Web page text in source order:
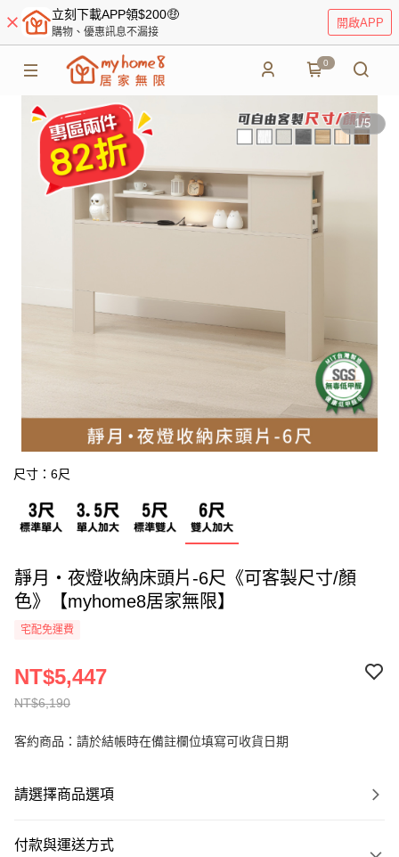
立刻下載APP領$200🤑
購物、優惠訊息不漏接
開啟APP
0
1/5
尺寸：6尺
靜月・夜燈收納床頭片-6尺《可客製尺寸/顏
色》【myhome8居家無限】
宅配免運費
NT$6,190
NT$5,447
客約商品：請於結帳時在備註欄位填寫可收貨日期
請選擇商品選項
付款與運送方式